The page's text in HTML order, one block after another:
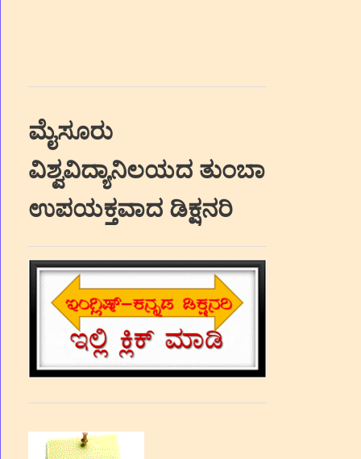
ಮೈಸೂರು
ವಿಶ್ವವಿದ್ಯಾನಿಲಯದ ತುಂಬಾ
ಉಪಯಕ್ತವಾದ ಡಿಕ್ಷನರಿ